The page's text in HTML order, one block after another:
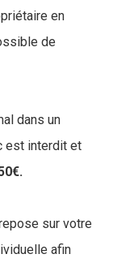
en
de
dans un
est interdit et
sur votre
afin